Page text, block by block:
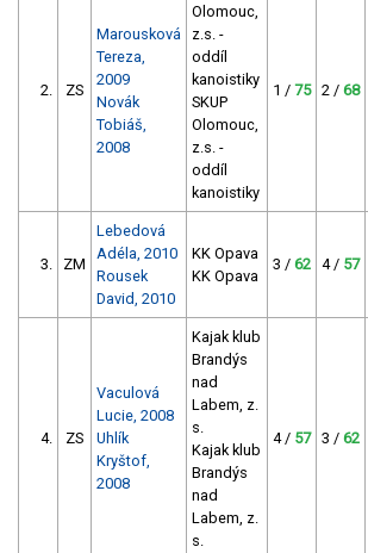
2. ZS
Marousková
Tereza,
2009
Novák
Tobiáš,
2008
Olomouc,
z.s. -
oddíl
kanoistiky
SKUP
Olomouc,
z.s. -
oddíl
kanoistiky
1 / 75 2 / 68
3. ZM
Lebedová
Adéla, 2010
Rousek
David, 2010
KK Opava
KK Opava
3 / 62 4 / 57
4. ZS
Vaculová
Lucie, 2008
Uhlík
Kryštof,
2008
Kajak klub
Brandýs
nad
Labem, z.
s.
Kajak klub
Brandýs
nad
Labem, z.
s.
4 / 57 3 / 62